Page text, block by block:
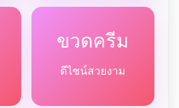
ขวดครีม
ดีไซน์สวยงาม